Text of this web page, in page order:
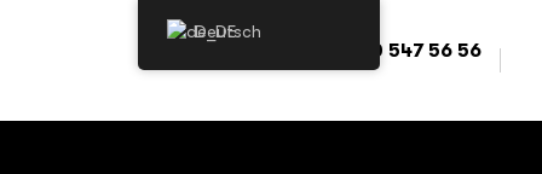
+90 530 547 56 56
Deutsch